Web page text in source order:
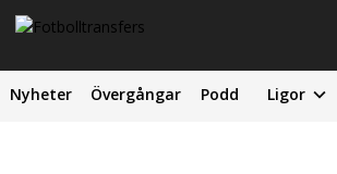
Nyheter Övergångar Podd Ligor